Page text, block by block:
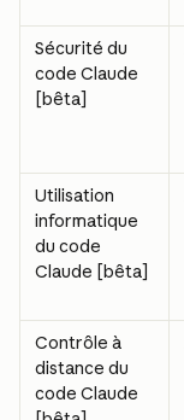
Sécurité du
code Claude
[bêta]
Utilisation
informatique
du code
Claude [bêta]
Contrôle à
distance du
code Claude